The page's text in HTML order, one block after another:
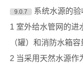
9.0.7
系统水源的验
1 室外给水管网的进
（罐）和消防水箱
2 当采用天然水源作